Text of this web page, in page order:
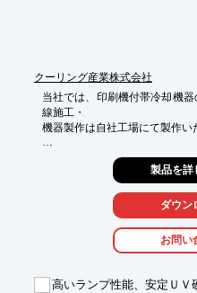
クーリング産業株式会社
当社では、印刷機付帯冷却機
線施工・
機器製作は自社工場にて製作い
冷却機器の制御システムのプロ
現地取り付け工事など。
機械設置用基礎工事・工場空
各種解体工事・騒音対策工事
■UV冷却システム　設計・製作
製品を詳
ダウン
お問い
高いランプ性能、安定ＵＶ